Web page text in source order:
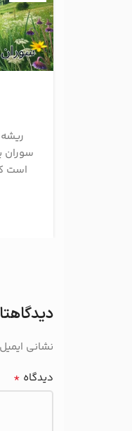
سوران
است
نشانی
دیدگاه *